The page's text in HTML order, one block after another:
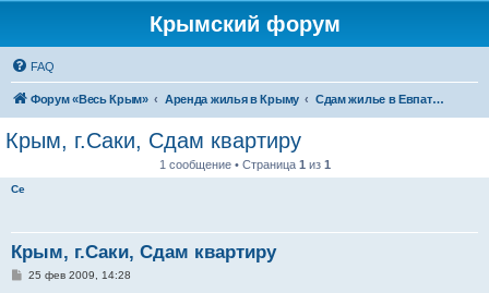
Крымский форум
FAQ
Форум «Весь Крым» Аренда жилья в Крыму Сдам жилье в Евпатории, Саках
Крым, г.Саки, Сдам квартиру
1 сообщение • Страница 1 из 1
Се
Крым, г.Саки, Сдам квартиру
С25 фев 2009, 14:28